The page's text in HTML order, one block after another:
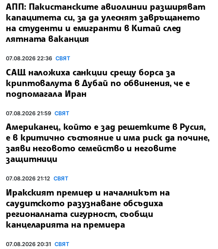
АПП: Пакистанските авиолинии разширяват
капацитета си, за да улеснят завръщането
на студенти и емигранти в Китай след
лятната ваканция
07.08.2026 22:36 СВЯТ
САЩ наложиха санкции срещу борса за
криптовалута в Дубай по обвинения, че е
подпомагала Иран
07.08.2026 21:59 СВЯТ
Американец, който е зад решетките в Русия,
е в критично състояние и има риск да почине,
заяви неговото семейство и неговите
защитници
07.08.2026 21:12 СВЯТ
Иракският премиер и началникът на
саудитското разузнаване обсъдиха
регионалната сигурност, съобщи
канцеларията на премиера
07.08.2026 20:31 СВЯТ